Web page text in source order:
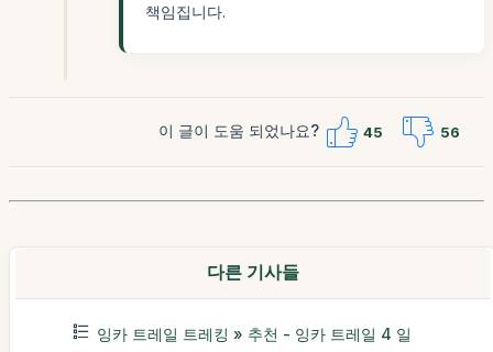
책임집니다.
이 글이 도움 되었나요? 45 56
다른 기사들
잉카 트레일 트레킹 » 추천 - 잉카 트레일 4 일